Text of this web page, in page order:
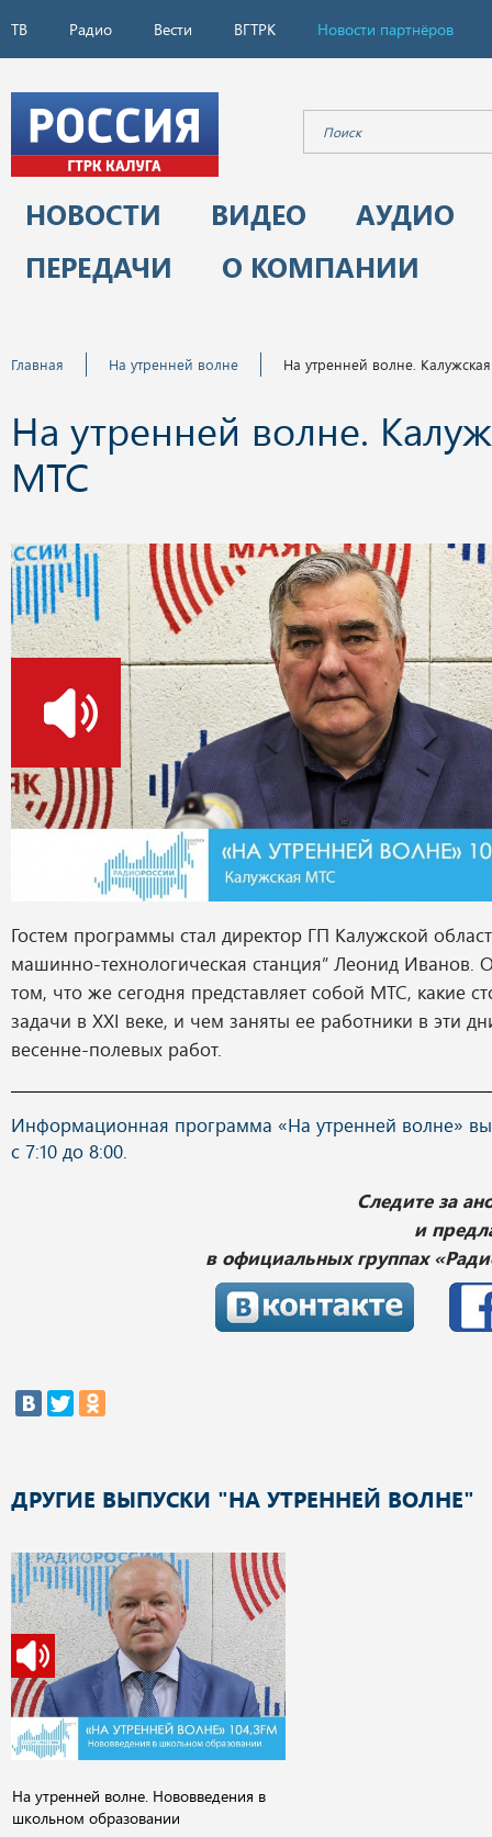
ТВ Радио Вести ВГТРК Новости партнёров
НОВОСТИ ВИДЕО
АУДИО
ПЕРЕДАЧИ
О КОМПАНИИ
Главная На утренней волне На утренней волне.
На утренней волне.
МТС
Гостем программы стал директор ГП Калужской
машинно-технологическая станция” Леонид Иванов.
том, что же сегодня представляет собой МТС, какие
задачи в XXI веке, и чем заняты ее работники в эти
весенне-полевых работ.
Информационная программа «На утренней волне»
с 7:10 до 8:00.
Следите за
и
в официальных группах
ДРУГИЕ ВЫПУСКИ "НА УТРЕННЕЙ ВОЛНЕ"
На утренней волне. Нововведения в
школьном образовании